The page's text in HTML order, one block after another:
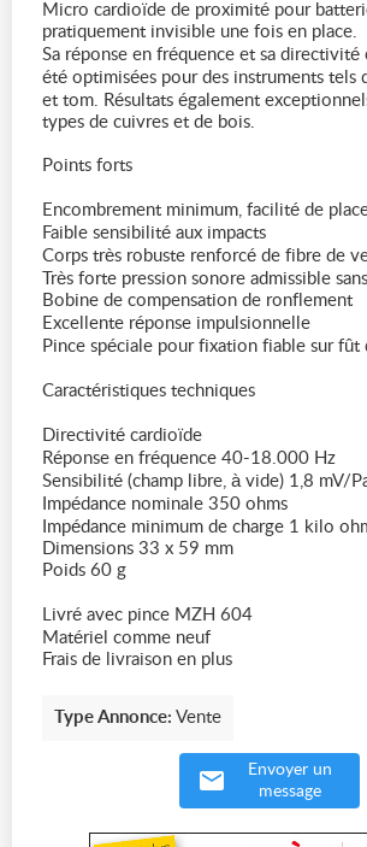
Micro cardioïde de proximité pour
pratiquement invisible une fois en place.
Sa réponse en fréquence et sa
été optimisées pour des instruments tels
et tom. Résultats également
types de cuivres et de bois.
Points forts
Encombrement minimum, facilité de
Faible sensibilité aux impacts
Corps très robuste renforcé de fibre de
Très forte pression sonore admissible
Bobine de compensation de ronflement
Excellente réponse impulsionnelle
Pince spéciale pour fixation fiable sur fût
Caractéristiques techniques
Directivité cardioïde
Réponse en fréquence 40-18.000 Hz
Sensibilité (champ libre, à vide) 1,8 mV/
Impédance nominale 350 ohms
Impédance minimum de charge 1 kilo
Dimensions 33 x 59 mm
Poids 60 g
Livré avec pince MZH 604
Matériel comme neuf
Frais de livraison en plus
Type Annonce: Vente
Envoyer un
message